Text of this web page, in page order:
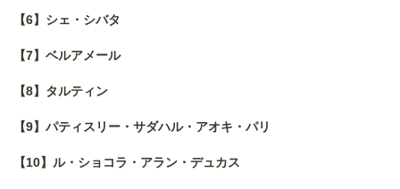
【6】シェ・シバタ
【7】ベルアメール
【8】タルティン
【9】パティスリー・サダハル・アオキ・パリ
【10】ル・ショコラ・アラン・デュカス